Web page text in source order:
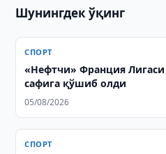
Шунингдек ўқинг
СПОРТ
«Нефтчи» Франция
сафига қўшиб олди
05/08/2026
СПОРТ